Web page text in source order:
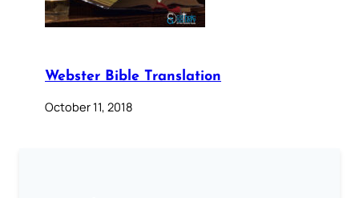
Webster Bible Translation
October 11, 2018